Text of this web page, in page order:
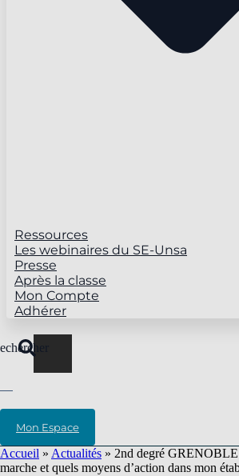
Ressources
Les webinaires du SE-Unsa
Presse
Après la classe
Mon Compte
Adhérer
Mon Espace
Accueil » Actualités » 2nd degré
marche et quels moyens d’action dans mon